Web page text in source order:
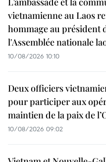
vietnamienne au Laos
hommage au président
l'Assemblée nationale
10/08/2026 10:10
Deux officiers
pour participer aux
maintien de la paix de
10/08/2026 09:02